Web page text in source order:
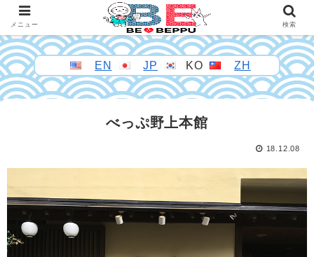
EN JP KO ZH
べっぷ野上本館
18.12.08
メニュー 検索